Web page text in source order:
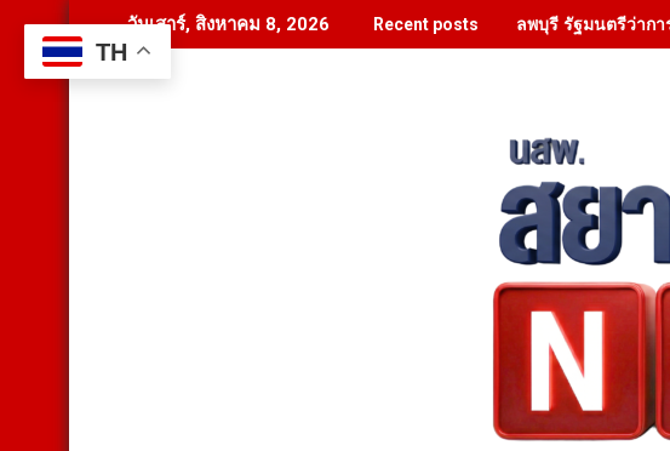
to
content
วันเสาร์, สิงหาคม 8, 2026 Recent posts ลพบุรี รัฐมนตรีว่ากา
TH